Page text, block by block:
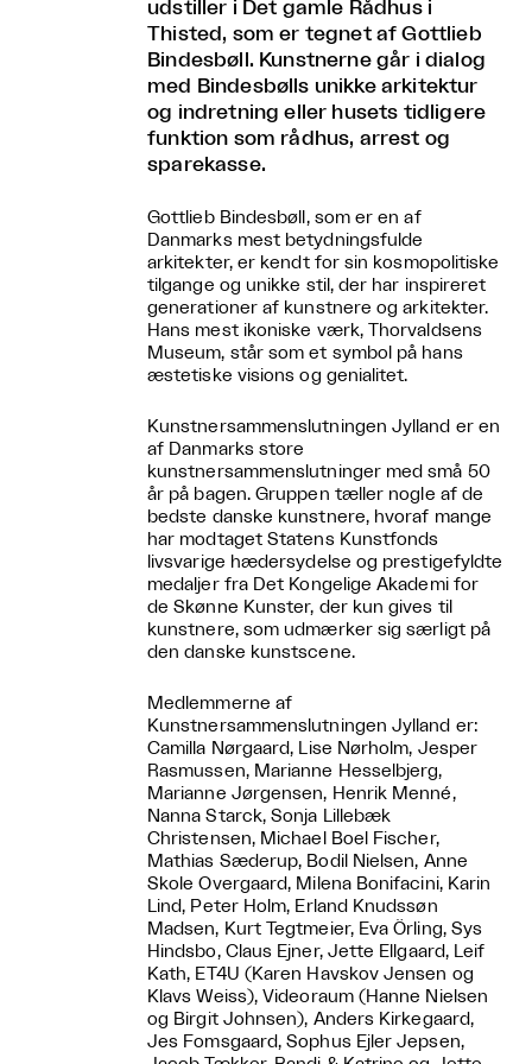
udstiller i Det gamle Rådhus i
Thisted, som er tegnet af Gottlieb
Bindesbøll. Kunstnerne går i dialog
med Bindesbølls unikke arkitektur
og indretning eller husets tidligere
funktion som rådhus, arrest og
sparekasse.
Gottlieb Bindesbøll, som er en af
Danmarks mest betydningsfulde
arkitekter, er kendt for sin kosmopolitiske
tilgange og unikke stil, der har inspireret
generationer af kunstnere og arkitekter.
Hans mest ikoniske værk, Thorvaldsens
Museum, står som et symbol på hans
æstetiske visions og genialitet.
Kunstnersammenslutningen Jylland er en
af Danmarks store
kunstnersammenslutninger med små 50
år på bagen. Gruppen tæller nogle af de
bedste danske kunstnere, hvoraf mange
har modtaget Statens Kunstfonds
livsvarige hædersydelse og prestigefyldte
medaljer fra Det Kongelige Akademi for
de Skønne Kunster, der kun gives til
kunstnere, som udmærker sig særligt på
den danske kunstscene.
Medlemmerne af
Kunstnersammenslutningen Jylland er:
Camilla Nørgaard, Lise Nørholm, Jesper
Rasmussen, Marianne Hesselbjerg,
Marianne Jørgensen, Henrik Menné,
Nanna Starck, Sonja Lillebæk
Christensen, Michael Boel Fischer,
Mathias Sæderup, Bodil Nielsen, Anne
Skole Overgaard, Milena Bonifacini, Karin
Lind, Peter Holm, Erland Knudssøn
Madsen, Kurt Tegtmeier, Eva Örling, Sys
Hindsbo, Claus Ejner, Jette Ellgaard, Leif
Kath, ET4U (Karen Havskov Jensen og
Klavs Weiss), Videoraum (Hanne Nielsen
og Birgit Johnsen), Anders Kirkegaard,
Jes Fomsgaard, Sophus Ejler Jepsen,